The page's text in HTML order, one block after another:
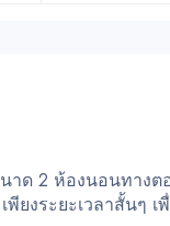
ด 2 ห้องนอนทางตอ
พียงระยะเวลาสั้นๆ